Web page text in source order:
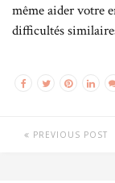
même aider votre
difficultés
PREVIOUS POST